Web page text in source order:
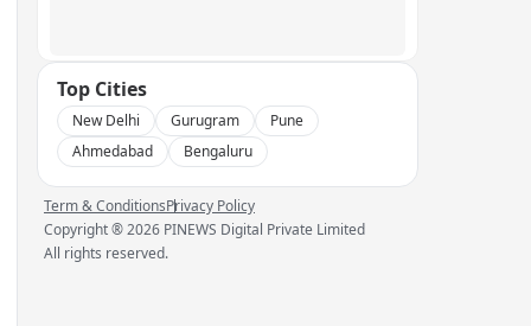
Top Cities
New Delhi Gurugram
Pune
Ahmedabad
Bengaluru
Term & ConditionsPrivacy Policy
Copyright ®2026 PINEWS Digital Private Limited
All rights reserved.